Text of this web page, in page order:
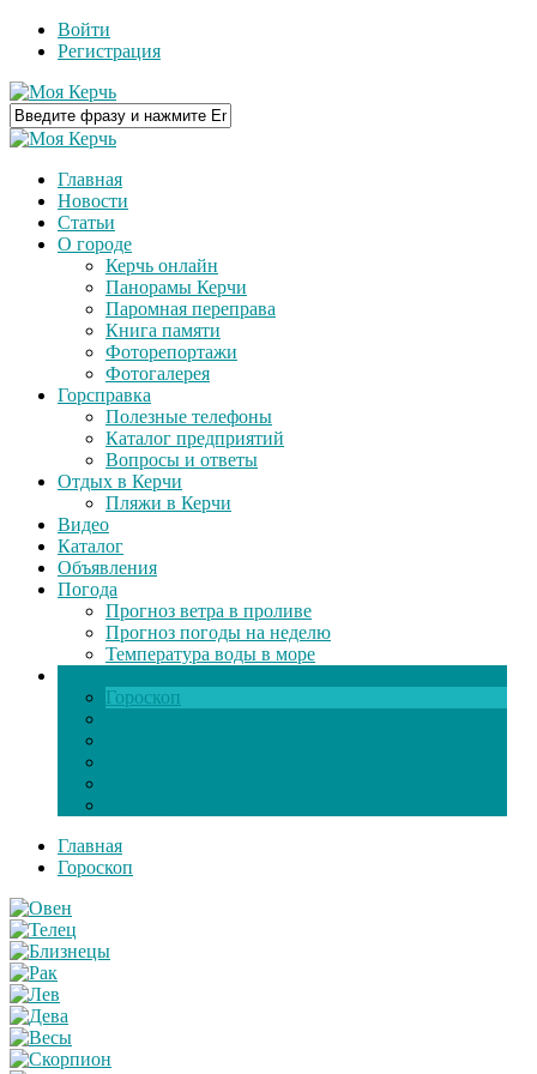
Войти
Регистрация
Главная
Новости
Статьи
О городе
Керчь онлайн
Панорамы Керчи
Паромная переправа
Книга памяти
Фоторепортажи
Фотогалерея
Горсправка
Полезные телефоны
Каталог предприятий
Вопросы и ответы
Отдых в Керчи
Пляжи в Керчи
Видео
Каталог
Объявления
Погода
Прогноз ветра в проливе
Прогноз погоды на неделю
Температура воды в море
Гороскоп
Главная
Гороскоп